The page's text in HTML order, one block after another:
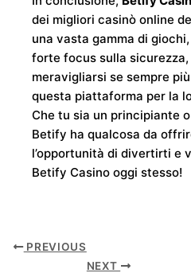
dei migliori casinò online
una vasta gamma di
forte focus sulla sicurezza,
meravigliarsi se sempre
questa piattaforma per la
Che tu sia un principiante
Betify ha qualcosa da
l’opportunità di divertirti e
Betify Casino oggi stesso!
PREVIOUS
NEXT